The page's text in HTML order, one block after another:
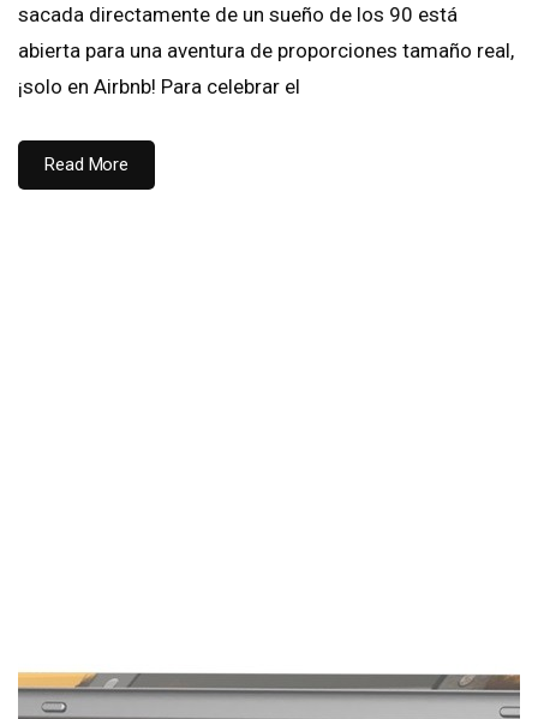
sacada directamente de un sueño de los 90 está
abierta para una aventura de proporciones tamaño real,
¡solo en Airbnb! Para celebrar el
Read More